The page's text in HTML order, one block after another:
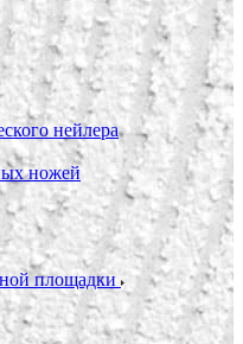
нейлера
ножей
площадки